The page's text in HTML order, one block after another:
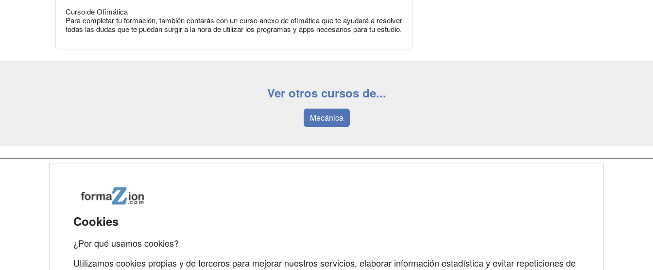
Curso de Ofimática
Para completar tu formación, también contarás con un curso anexo de ofimática que te ayudará a resolver
todas las dudas que te puedan surgir a la hora de utilizar los programas y apps necesarios para tu estudio.
Ver otros cursos de...
Mecánica
Cookies
¿Por qué usamos cookies?
Utilizamos cookies propias y de terceros para mejorar nuestros servicios, elaborar información estadística y evitar repeticiones de